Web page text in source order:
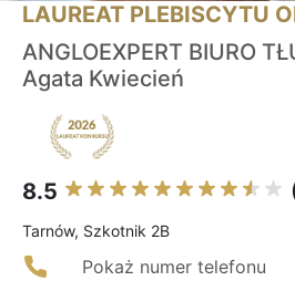
LAUREAT PLEBISCYTU
ANGLOEXPERT BIURO
Agata Kwiecień
8.5
Tarnów, Szkotnik 2B
Pokaż numer telefonu